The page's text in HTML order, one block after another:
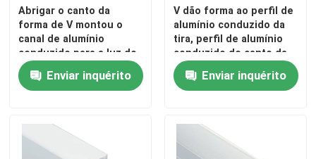
Abrigar o canto da
forma de V montou o
canal de alumínio
conduzido para a luz do
armário
Enviar inquérito
V dão forma ao perfil de
alumínio conduzido da
tira, perfil de alumínio
conduzido de canto da
extrusão
Enviar inquérito